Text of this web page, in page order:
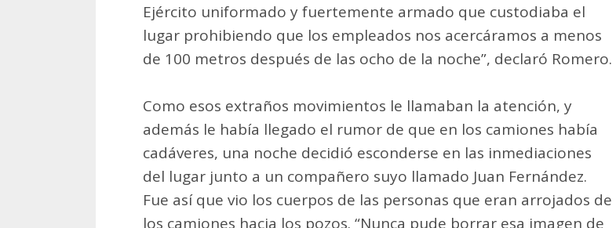
Ejército uniformado y fuertemente armado que custodiaba el
lugar prohibiendo que los empleados nos acercáramos a menos
de 100 metros después de las ocho de la noche”, declaró Romero.
Como esos extraños movimientos le llamaban la atención, y
además le había llegado el rumor de que en los camiones había
cadáveres, una noche decidió esconderse en las inmediaciones
del lugar junto a un compañero suyo llamado Juan Fernández.
Fue así que vio los cuerpos de las personas que eran arrojados de
los camiones hacia los pozos. “Nunca pude borrar esa imagen de